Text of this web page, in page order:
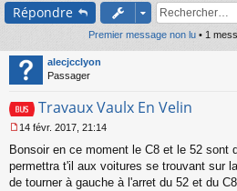
ci
s
Répondre
Premier message non lu • 1
alecjcclyon
Passager
Travaux Vaulx En Velin
e
s
s
14 févr. 2017, 21:14
Bonsoir en ce moment le C8 et le 52 sont
permettra t'il aux voitures se trouvant sur
de tourner à gauche à l'arret du 52 et du